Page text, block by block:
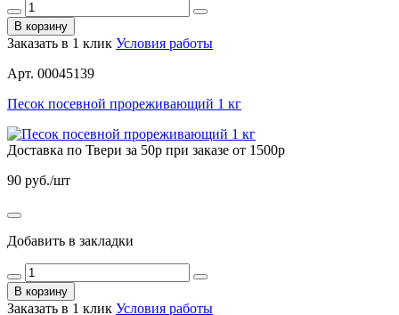
В корзину
Заказать в 1 клик Условия работы
Арт. 00045139
Песок посевной прореживающий 1 кг
Доставка по Твери за 50р при заказе от 1500р
90 руб./шт
Добавить в закладки
В корзину
Заказать в 1 клик Условия работы